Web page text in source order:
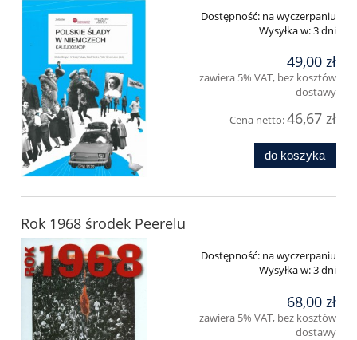
Dostępność: na wyczerpaniu
Wysyłka w:3 dni
49,00 zł
zawiera 5% VAT, bez kosztów
dostawy
Cena netto:46,67 zł
do koszyka
Rok 1968 środek Peerelu
Dostępność: na wyczerpaniu
Wysyłka w:3 dni
68,00 zł
zawiera 5% VAT, bez kosztów
dostawy